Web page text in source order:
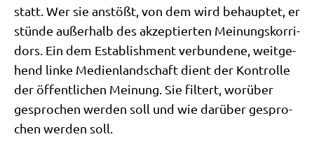
statt. Wer sie anstößt, von dem wird behaup­tet, er
stün­de außer­halb des akzep­tier­ten Mei­nungs­kor­ri­
dors. Ein dem Estab­lish­ment ver­bun­de­ne, weit­ge­
hend lin­ke Medi­en­land­schaft dient der Kon­trol­le
der öffent­li­chen Mei­nung. Sie fil­tert, wor­über
gespro­chen wer­den soll und wie dar­über gespro­
chen wer­den soll.